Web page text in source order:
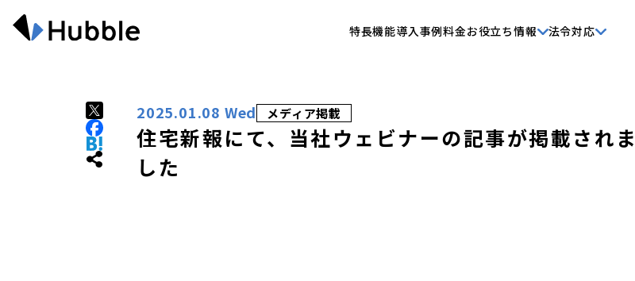
特長機能導入事例料金お役立ち情報 法令対応
2025.01.08 Wed メディア掲載
住宅新報にて、当社ウェビナーの記事が掲載されま
した